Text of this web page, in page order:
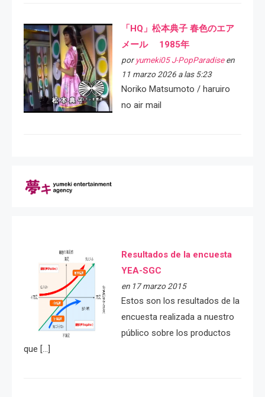
「HQ」松本典子 春色のエア
メール 1985年
por yumeki05 J-PopParadiseen
11 marzo 2026 a las 5:23
Noriko Matsumoto / haruiro
no air mail
Resultados de la encuesta
YEA-SGC
en 17 marzo 2015
Estos son los resultados de la
encuesta realizada a nuestro
público sobre los productos
que […]